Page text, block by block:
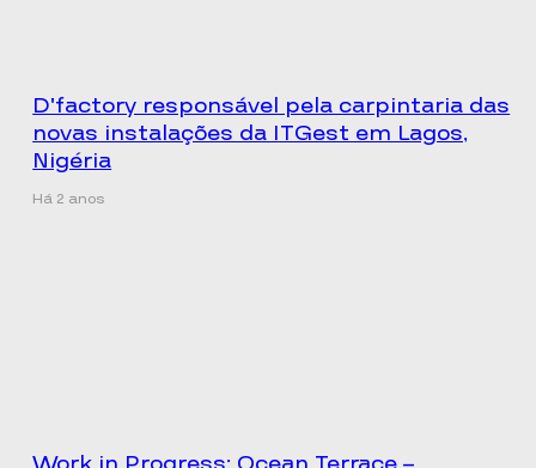
D’factory responsável pela carpintaria das
novas instalações da ITGest em Lagos,
Nigéria
Há 2 anos